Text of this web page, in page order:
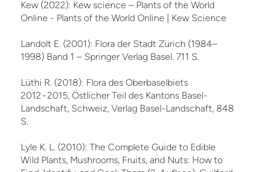
Kew (2022): Kew science – Plants of the World
Online - Plants of the World Online | Kew Science
Landolt E. (2001): Flora der Stadt Zürich (1984–
1998) Band 1 – Springer Verlag Basel. 711 S.
Lüthi R. (2018): Flora des Oberbaselbiets
2012−2015, Östlicher Teil des Kantons Basel-
Landschaft, Schweiz, Verlag Basel-Landschaft, 848
S.
Lyle K. L. (2010): The Complete Guide to Edible
Wild Plants, Mushrooms, Fruits, and Nuts: How to